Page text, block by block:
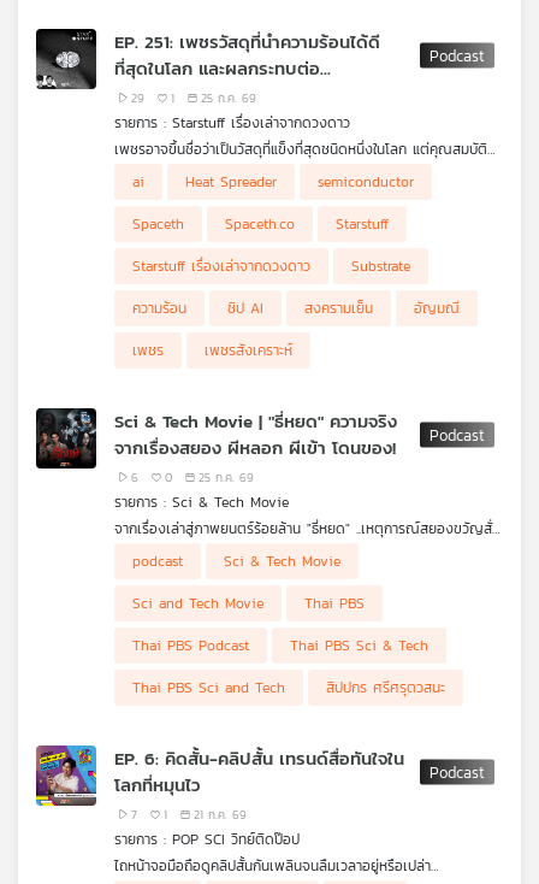
EP. 251: เพชรวัสดุที่นำความร้อนได้ดี
ที่สุดในโลก และผลกระทบต่อ
อุตสาหกรรมจากสงครามสู่ยุคเอไอ
29 1 25 ก.ค. 69
รายการ : Starstuff เรื่องเล่าจากดวงดาว
เพชรอาจขึ้นชื่อว่าเป็นวัสดุที่แข็งที่สุดชนิดหนึ่งในโลก แต่คุณสมบัติที่
การพัฒนาเพชรสังเคราะห์ในช่วงสงครามเย็น เพื่อใช้กับงาน
อุตสาหกรรมและเทคโนโลยีทางทหาร มาจนถึงยุคที่ชิป AI กำลัง
เผชิญกำแพงเรื่องความร้อน เพชรกำลังกลับมาเป็นวัสดุสำคัญอีก
ครั้ง ทั้งในฐานะ Heat Spreader, Substrate และส่วนประกอบของ
Starstuff ตอนนี้ พาไปดูว่าเหตุใดเพชรจึงระบายความร้อนได้ดีขนาด
เพราะอะไรอนาคตของ AI อาจไม่ได้ขึ้นอยู่กับแค่การสร้างชิปให้เร็วขึ้น
ai Heat Spreader
semiconductor
Spaceth
Spaceth.co
Starstuff
Starstuff เรื่องเล่าจากดวงดาว
Substrate
ความร้อน
ชิป AI สงครามเย็น
อัญมณี
เพชร
เพชรสังเคราะห์
Sci & Tech Movie | "ธี่หยด" ความจริง
จากเรื่องสยอง ผีหลอก ผีเข้า โดนของ!
6 0 25 ก.ค. 69
รายการ : Sci & Tech Movie
จากเรื่องเล่าสู่ภาพยนตร์ร้อยล้าน "ธี่หยด" ..เหตุการณ์สยองขวัญสั่น
กัดกินชีวิตคนในบ้าน โดยเฉพาะอาการแปลก ๆ ของ "แย้ม" ที่ดูคล้าย
กับคนถูก "ผีเข้า"
podcast
Sci & Tech Movie
Sci and Tech Movie
Thai PBS
Thai PBS Podcast
Thai PBS Sci & Tech
Thai PBS Sci and Tech
สิปปกร ศรีศรุตวสนะ
EP. 6: คิดสั้น-คลิปสั้น เทรนด์สื่อทันใจใน
โลกที่หมุนไว
7 1 21 ก.ค. 69
รายการ : POP SCI วิทย์ติดป๊อป
ไถหน้าจอมือถือดูคลิปสั้นกันเพลินจนลืมเวลาอยู่หรือเปล่า